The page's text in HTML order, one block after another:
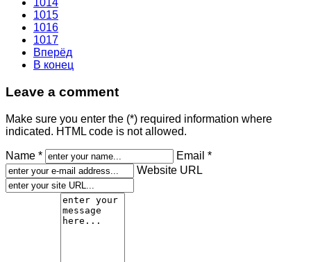
1014
1015
1016
1017
Вперёд
В конец
Leave a comment
Make sure you enter the (*) required information where
indicated. HTML code is not allowed.
Name *
Email *
Website URL